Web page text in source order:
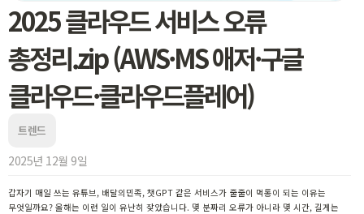
2025 클라우드 서비스 오류
총정리.zip (AWS·MS 애저·구글
클라우드·클라우드플레어)
트렌드
2025년 12월 9일
갑자기 매일 쓰는 유튜브, 배달의민족, 챗GPT 같은 서비스가 줄줄이 먹통이 되는 이유는
무엇일까요? 올해는 이런 일이 유난히 잦았습니다. 몇 분짜리 오류가 아니라 몇 시간, 길게는